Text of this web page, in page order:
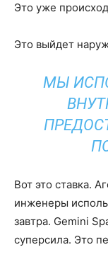
Это уже
Это выйдет
МЫ
Вот это ставка.
инженеры
завтра. Gemini
суперсила. Это